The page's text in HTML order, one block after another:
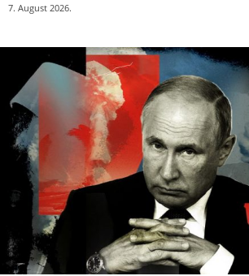
7. August 2026.